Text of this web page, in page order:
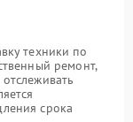
техники по
ремонт,
срока